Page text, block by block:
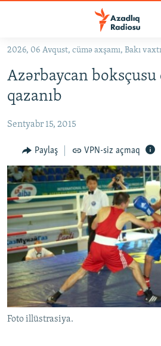
Əsas
qayıt
Əsas
naviqasiyaya
qayıt
KORRUPSIOMETR
#ƏSLINDƏ
FƏRQƏ BAX
QANUNI DOĞRU
ARAŞDIRMA
MULTIMEDIA
VIDEO
FOTOQALEREYA
İNFOQRAFIKA
KARIKATURA
RADIO ARXIV
OXU ZALI
AZƏRBAYCAN ƏDƏBIYYATI KITABXANASI
İSLAM VƏ DEMOKRATIYA
İZ - MƏDƏNIYYƏT PROQRAMI
HAQQIMIZDA
MISSIYAMIZ
PEŞƏ ETIKASI VƏ JURNALISTIKA
MATERIALLARIMIZDAN ISTIFADƏ
BIZI IZLƏ
2026, 06 Avqust, cümə axşamı, Bakı
Azərbaycan boksçusu
qazanıb
Sentyabr 15, 2015
Paylaş VPN-siz açmaq
Foto illüstrasiya.